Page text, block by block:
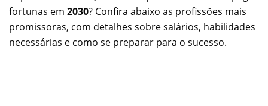
fortunas em 2030? Confira abaixo as profissões mais
promissoras, com detalhes sobre salários, habilidades
necessárias e como se preparar para o sucesso.